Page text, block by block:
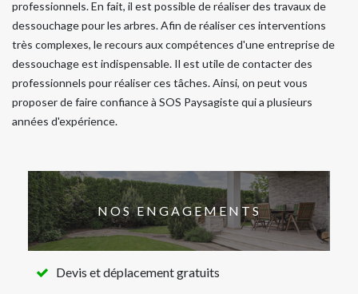
professionnels. En fait, il est possible de réaliser des travaux de
dessouchage pour les arbres. Afin de réaliser ces interventions
très complexes, le recours aux compétences d'une entreprise de
dessouchage est indispensable. Il est utile de contacter des
professionnels pour réaliser ces tâches. Ainsi, on peut vous
proposer de faire confiance à SOS Paysagiste qui a plusieurs
années d'expérience.
NOS ENGAGEMENTS
Devis et déplacement gratuits